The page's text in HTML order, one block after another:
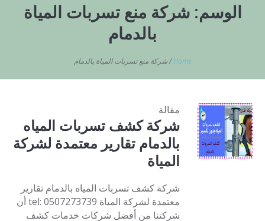
الوسم:شركة منع تسربات المياة
بالدمام
Home
/شركة منع تسربات المياة بالدمام
مقالة
شركة كشف تسربات المياه
بالدمام تقارير معتمدة لشركة
المياة
شركة كشف تسربات المياه بالدمام تقارير
معتمدة لشركة المياة tel: 0507273739 أن
شركتنا من أفضل شركات خدمات كشف